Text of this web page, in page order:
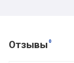
Отзывы 0